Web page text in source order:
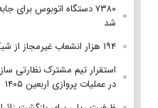
۷۳۸۰ دستگاه اتوبوس برای
شد
۱۹۴ هزار انشعاب غیرمجاز از شبکه برق جمع‌آوری شد
استقرار تیم مشترک نظارتی
در عملیات پروازی اربعین ۱۴۰۵